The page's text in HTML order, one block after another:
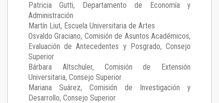
Patricia Gutti, Departamento de Economía y
Administración
Martín Liut, Escuela Universitaria de Artes
Osvaldo Graciano, Comisión de Asuntos Académicos,
Evaluación de Antecedentes y Posgrado, Consejo
Superior
Bárbara Altschuler, Comisión de Extensión
Universitaria, Consejo Superior
Mariana Suárez, Comisión de Investigación y
Desarrollo, Consejo Superior